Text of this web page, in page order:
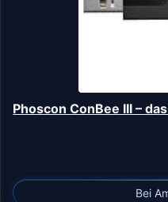
Phoscon ConBee III –
Bei